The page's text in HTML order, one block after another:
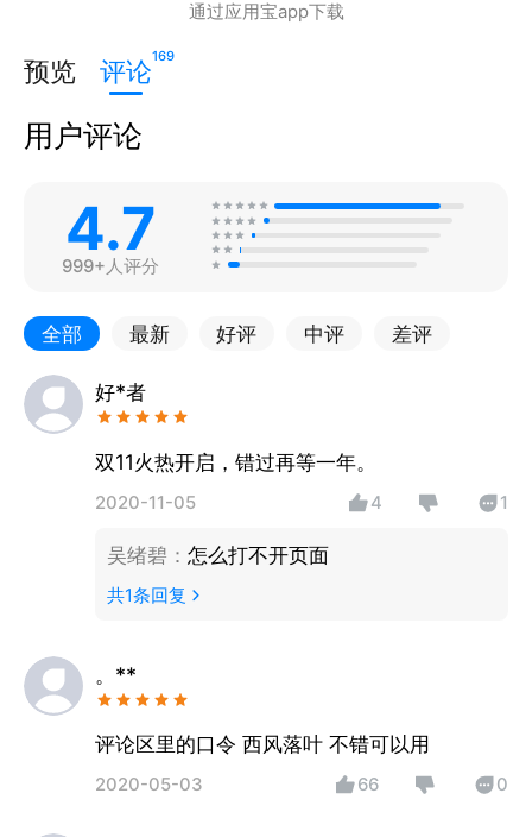
通过应用宝app下载
预览 评论169
用户评论
4.7
999+人评分
全部 最新 好评 中评 差评
好*者
双11火热开启，错过再等一年。
2020-11-05 4 1
吴绪碧 ： 怎么打不开页面
共1条回复
。**
评论区里的口令 西风落叶 不错可以用
2020-05-03 66 0